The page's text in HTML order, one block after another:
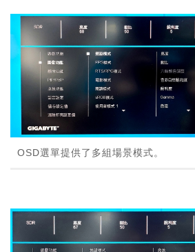
OSD選單提供了多組場景模式。